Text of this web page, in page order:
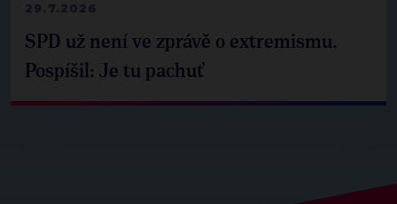
29.7.2026
SPD už není ve zprávě o extremismu.
Pospíšil: Je tu pachuť